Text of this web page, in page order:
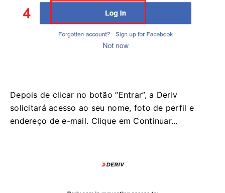
Depois de clicar no botão “Entrar”, a Deriv
solicitará acesso ao seu nome, foto de perfil e
endereço de e-mail. Clique em Continuar...